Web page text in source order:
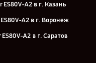
A2 в г. Казань
A2 в г. Воронеж
A2 в г. Саратов